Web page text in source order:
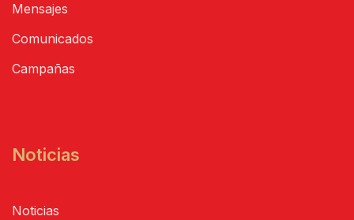
Mensajes
Comunicados
Campañas
Noticias
Noticias